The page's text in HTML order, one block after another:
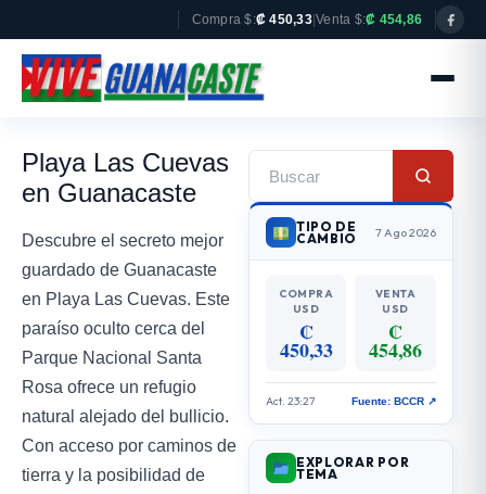
Compra $:₡ 450,33| Venta $:₡ 454,86
Playa Las Cuevas
en Guanacaste
Descubre el secreto mejor
guardado de Guanacaste
en Playa Las Cuevas. Este
paraíso oculto cerca del
Parque Nacional Santa
Rosa ofrece un refugio
natural alejado del bullicio.
Con acceso por caminos de
tierra y la posibilidad de
TIPO DE
CAMBIO 7 Ago 2026
COMPRA
USD
₡
450,33
VENTA
USD
₡
454,86
Act. 23:27 Fuente: BCCR ↗
EXPLORAR POR
TEMA